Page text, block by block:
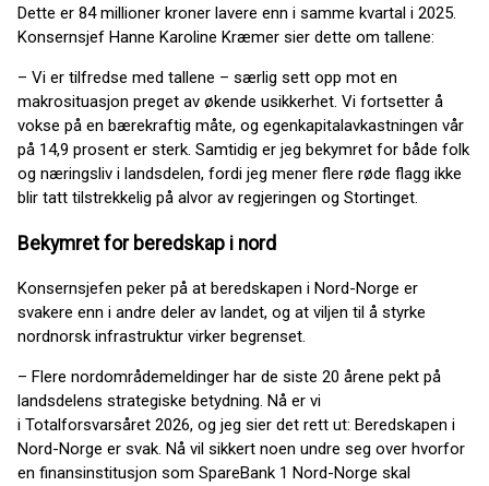
Dette er 84 millioner kroner lavere enn i samme kvartal i 2025.
Konsernsjef Hanne Karoline Kræmer sier dette om tallene:
– Vi er tilfredse med tallene – særlig sett opp mot en
makrosituasjon preget av økende usikkerhet. Vi fortsetter å
vokse på en bærekraftig måte, og egenkapitalavkastningen vår
på 14,9 prosent er sterk. Samtidig er jeg bekymret for både folk
og næringsliv i landsdelen, fordi jeg mener flere røde flagg ikke
blir tatt tilstrekkelig på alvor av regjeringen og Stortinget.
Bekymret for beredskap i nord
Konsernsjefen peker på at beredskapen i Nord-Norge er
svakere enn i andre deler av landet, og at viljen til å styrke
nordnorsk infrastruktur virker begrenset.
– Flere nordområdemeldinger har de siste 20 årene pekt på
landsdelens strategiske betydning. Nå er vi
i Totalforsvarsåret 2026, og jeg sier det rett ut: Beredskapen i
Nord-Norge er svak. Nå vil sikkert noen undre seg over hvorfor
en finansinstitusjon som SpareBank 1 Nord-Norge skal